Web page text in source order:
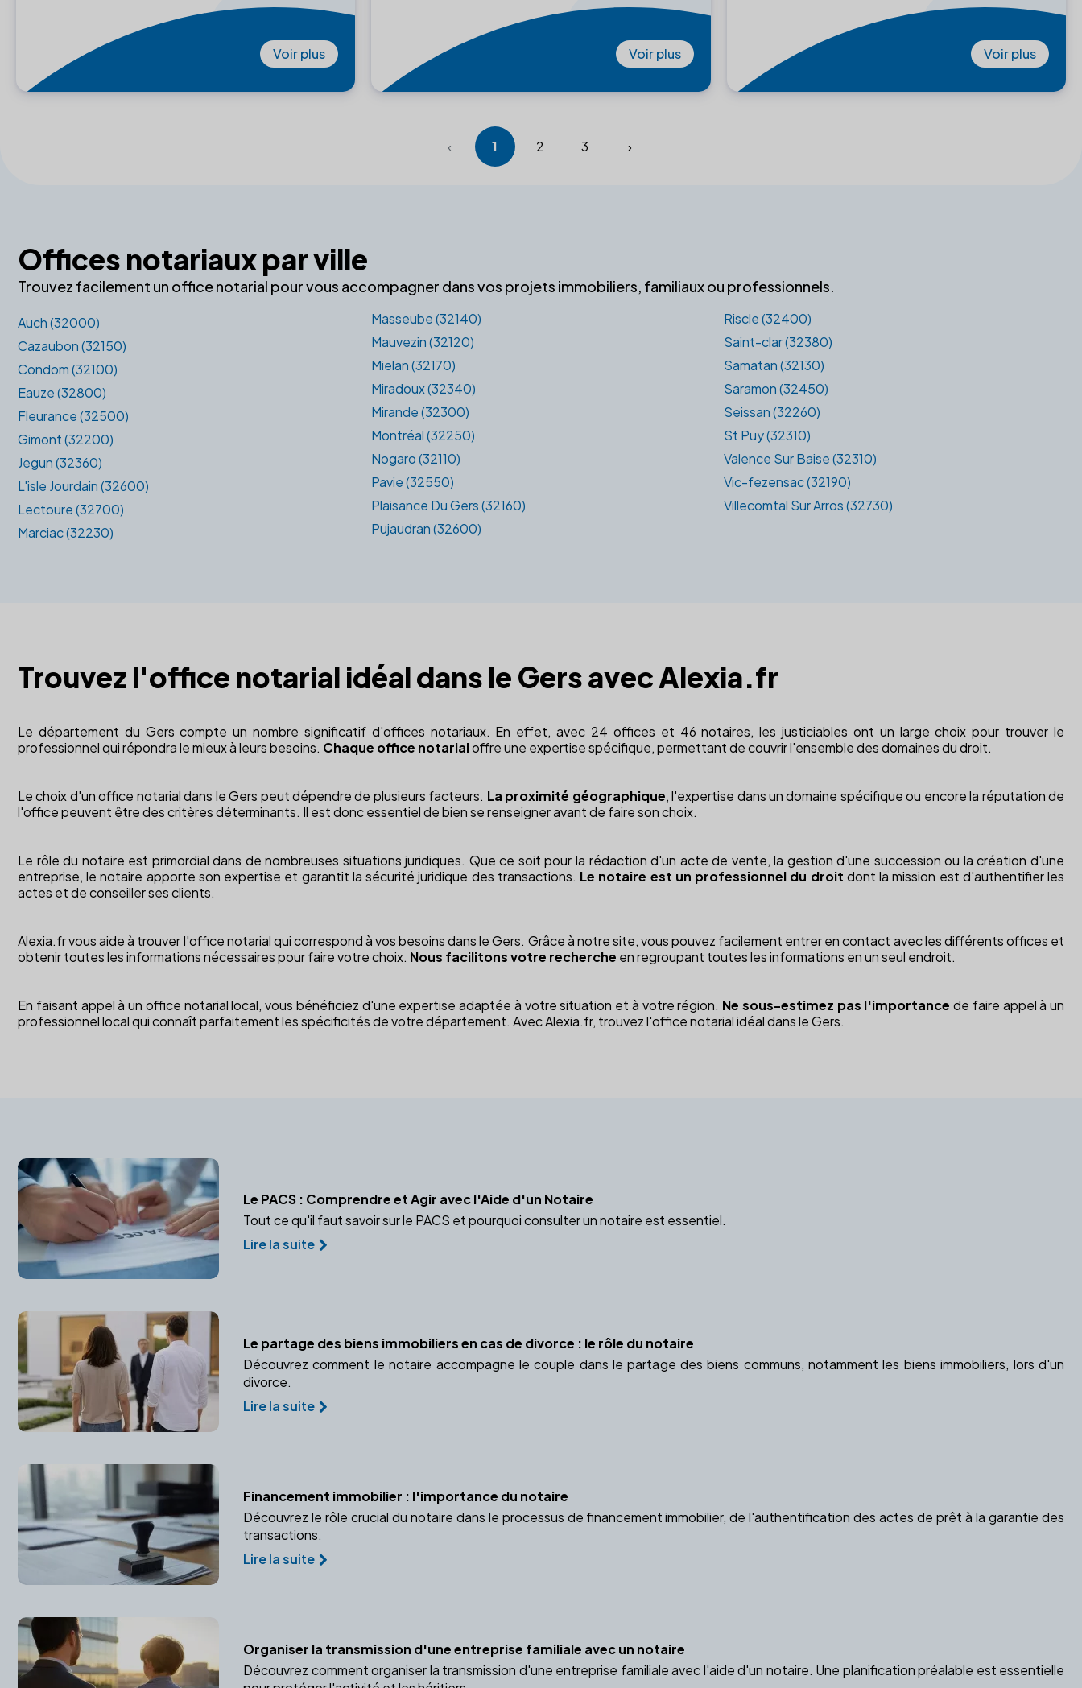
Voir plus Voir plus Voir plus
‹ 1 2 3 ›
Offices notariaux par ville
Trouvez facilement un office notarial pour vous accompagner dans vos projets immobiliers, familiaux ou professionnels.
Auch (32000)
Cazaubon (32150)
Condom (32100)
Eauze (32800)
Fleurance (32500)
Gimont (32200)
Jegun (32360)
L'isle Jourdain (32600)
Lectoure (32700)
Marciac (32230)
Masseube (32140)
Mauvezin (32120)
Mielan (32170)
Miradoux (32340)
Mirande (32300)
Montréal (32250)
Nogaro (32110)
Pavie (32550)
Plaisance Du Gers (32160)
Pujaudran (32600)
Riscle (32400)
Saint-clar (32380)
Samatan (32130)
Saramon (32450)
Seissan (32260)
St Puy (32310)
Valence Sur Baise (32310)
Vic-fezensac (32190)
Villecomtal Sur Arros (32730)
Trouvez l'office notarial idéal dans le Gers avec Alexia.fr
Le département du Gers compte un nombre significatif d'offices notariaux. En effet, avec 24 offices et 46 notaires, les justiciables ont un large choix pour trouver le
professionnel qui répondra le mieux à leurs besoins. Chaque office notarialoffre une expertise spécifique, permettant de couvrir l'ensemble des domaines du droit.
Le choix d'un office notarial dans le Gers peut dépendre de plusieurs facteurs. La proximité géographique, l'expertise dans un domaine spécifique ou encore la réputation de
l'office peuvent être des critères déterminants. Il est donc essentiel de bien se renseigner avant de faire son choix.
Le rôle du notaire est primordial dans de nombreuses situations juridiques. Que ce soit pour la rédaction d'un acte de vente, la gestion d'une succession ou la création d'une
entreprise, le notaire apporte son expertise et garantit la sécurité juridique des transactions. Le notaire est un professionnel du droit dont la mission est d'authentifier les
actes et de conseiller ses clients.
Alexia.fr vous aide à trouver l'office notarial qui correspond à vos besoins dans le Gers. Grâce à notre site, vous pouvez facilement entrer en contact avec les différents offices et
obtenir toutes les informations nécessaires pour faire votre choix. Nous facilitons votre recherche en regroupant toutes les informations en un seul endroit.
En faisant appel à un office notarial local, vous bénéficiez d'une expertise adaptée à votre situation et à votre région. Ne sous-estimez pas l'importance de faire appel à un
professionnel local qui connaît parfaitement les spécificités de votre département. Avec Alexia.fr, trouvez l'office notarial idéal dans le Gers.
Le PACS : Comprendre et Agir avec l'Aide d'un Notaire
Tout ce qu'il faut savoir sur le PACS et pourquoi consulter un notaire est essentiel.
Lire la suite
Le partage des biens immobiliers en cas de divorce : le rôle du notaire
Découvrez comment le notaire accompagne le couple dans le partage des biens communs, notamment les biens immobiliers, lors d'un
divorce.
Lire la suite
Financement immobilier : l'importance du notaire
Découvrez le rôle crucial du notaire dans le processus de financement immobilier, de l'authentification des actes de prêt à la garantie des
transactions.
Lire la suite
Organiser la transmission d'une entreprise familiale avec un notaire
Découvrez comment organiser la transmission d'une entreprise familiale avec l'aide d'un notaire. Une planification préalable est essentielle